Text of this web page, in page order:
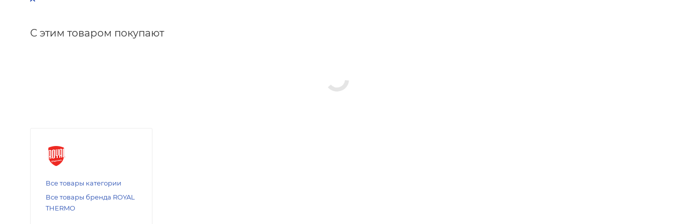
С этим товаром покупают
Все товары категории
Все товары бренда ROYAL
THERMO